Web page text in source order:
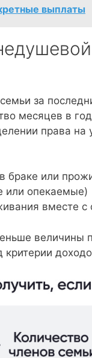
выплаты
за
месяцев в
права на
браке или
или опекаемые)
вместе с